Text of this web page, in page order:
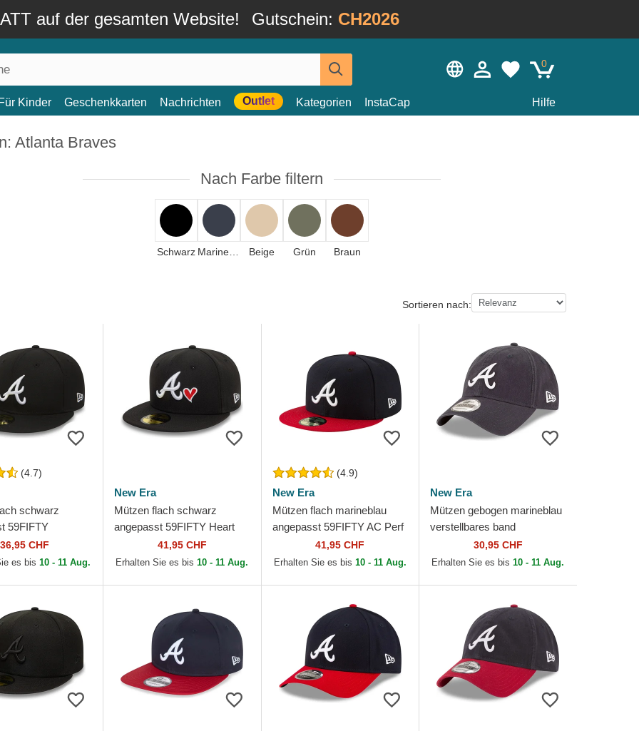
auf der gesamten Website! Gutschein: CH2026
0
Für Kinder Geschenkkarten Nachrichten Outlet Kategorien InstaCap Hilfe
Atlanta Braves
Nach Farbe filtern
Schwarz Marineblau Beige Grün Braun
Sortieren nach:
(4.7)
schwarz
59FIFTY
der Atlanta Braves
Era
36,95 CHF
es bis10 - 11 Aug.
New Era
Mützen flach schwarz
angepasst 59FIFTY Heart
Icon der Atlanta Braves MLB
von New Era
41,95 CHF
Erhalten Sie es bis10 - 11 Aug.
(4.9)
New Era
Mützen flach marineblau
angepasst 59FIFTY AC Perf
der Atlanta Braves MLB von
New Era
41,95 CHF
Erhalten Sie es bis 10 - 11 Aug.
New Era
Mützen gebogen marineblau
verstellbares band
9TWENTY Core Classic der
Atlanta Braves MLB von
30,95 CHF
Erhalten Sie es bis10 - 11 Aug.